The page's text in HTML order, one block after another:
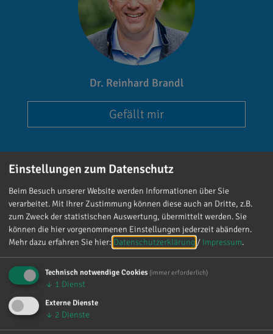
Dr. Reinhard Brandl
Gefällt mir
Reinhard Brandl
via facebook
„Danke!“ 😊 Vielen Dank für die zahlreichen
Glückwünsche, Nachrichten, Anrufe und die
vielen lieben Worte. Ich habe mich wirklich
über jede einzelne Aufmerksamkeit gefreut. Es
ist alles andere als selbstverständlich, dass sich
Einstellungen zum Datenschutz
Beim Besuch unserer Website werden Informationen über Sie
verarbeitet. Mit Ihrer Zustimmung können diese auch an Dritte, z.B.
zum Zweck der statistischen Auswertung, übermittelt werden. Sie
können die hier vorgenommenen Einstellungen jederzeit abändern.
Mehr dazu erfahren Sie hier: Datenschutzerklärung / Impressum.
Technisch notwendige Cookies (immer erforderlich)
↓ 1 Dienst
Externe Dienste
↓ 2 Dienste